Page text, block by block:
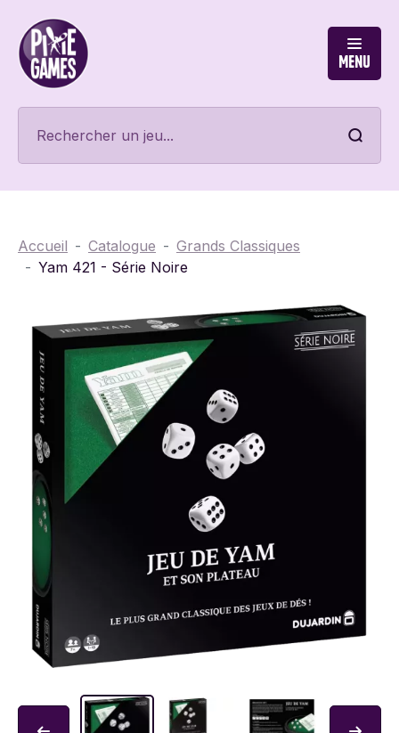
Menu
Accueil Catalogue
Grands Classiques
Yam 421 - Série Noire